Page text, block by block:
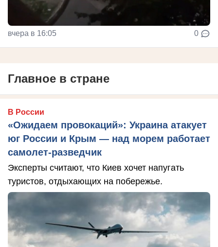
вчера в 16:05 0
Главное в стране
В России
«Ожидаем провокаций»: Украина атакует
юг России и Крым — над морем работает
самолет-разведчик
Эксперты считают, что Киев хочет напугать
туристов, отдыхающих на побережье.